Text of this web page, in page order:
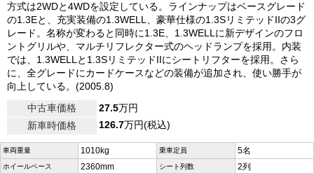
方式は2WDと4WDを設定している。ラインナップはベースグレード
の1.3Eと、充実装備の1.3WELL、豪華仕様の1.3SリミテッドIIの3グ
レード。名称が変わると同時に1.3E、1.3WELLに新デザインのフロ
ントグリルや、マルチリフレクター式のヘッドランプを採用。内装
では、1.3WELLと1.3SリミテッドIIにシートリフターを採用。さら
に、全グレードにカードケースなどの装備が追加され、使い勝手が
向上している。(2005.8)
中古車価格
27.5万円
新車時価格
126.7万円(税込)
車両重量 1010kg 乗車定員 5名
ホイールベース 2360mm シート列数 2列